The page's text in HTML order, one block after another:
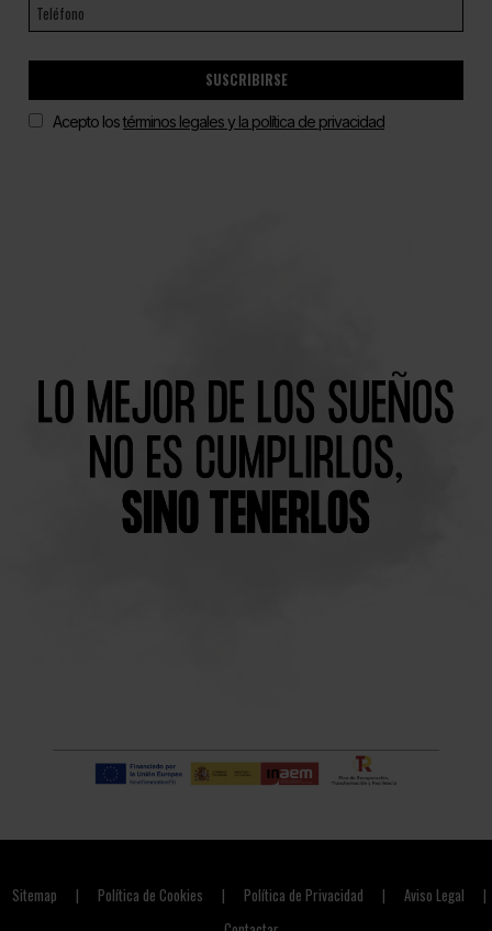
SUSCRIBIRSE
Acepto lostérminos legales y la política de privacidad
Sitemap | Política de Cookies | Política de Privacidad | Aviso Legal |